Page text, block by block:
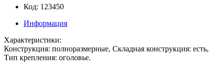
Код: 123450
Информация
Характеристики:
Конструкция: полноразмерные, Складная конструкция: есть,
Тип крепления: оголовье.